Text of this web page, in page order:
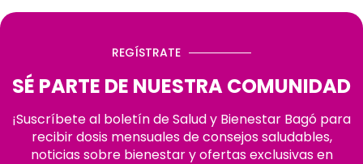
REGÍSTRATE
SÉ PARTE DE NUESTRA COMUNIDAD
¡Suscríbete al boletín de Salud y Bienestar Bagó para
recibir dosis mensuales de consejos saludables,
noticias sobre bienestar y ofertas exclusivas en